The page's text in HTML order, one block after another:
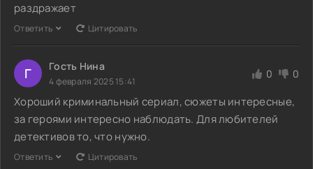
раздражает
Ответить Цитировать
Г Гость Нина
4 февраля 2025 15:41
0 0
Хороший криминальный сериал, сюжеты интересные,
за героями интересно наблюдать. Для любителей
детективов то, что нужно.
Ответить Цитировать